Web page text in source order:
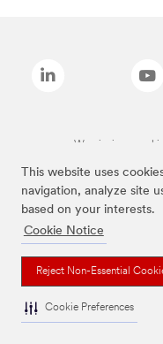
This website uses
navigation, analyze site
based on your interests.
Cookie Notice
Reject Non-Essential
Cookie Preferences
Wymienione marki